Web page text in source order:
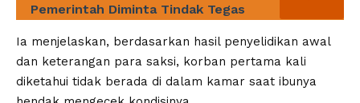
Pemerintah Diminta Tindak Tegas
Ia menjelaskan, berdasarkan hasil penyelidikan awal
dan keterangan para saksi, korban pertama kali
diketahui tidak berada di dalam kamar saat ibunya